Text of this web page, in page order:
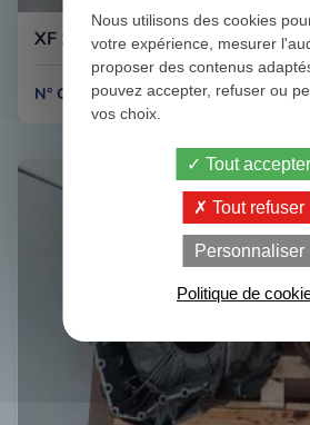
XF 106 480 SIEGE
N° C141B
Nous utilisons des cookies
votre expérience, mesurer
proposer des contenus
pouvez accepter, refuser ou
vos choix.
Tout accepter
Tout refuser
Personnaliser
Politique de